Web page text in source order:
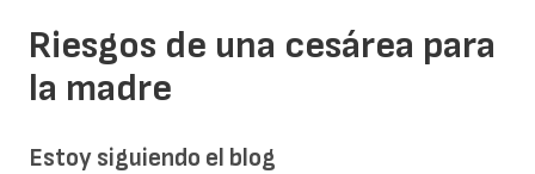
Riesgos de una cesárea para
la madre
Estoy siguiendo el blog